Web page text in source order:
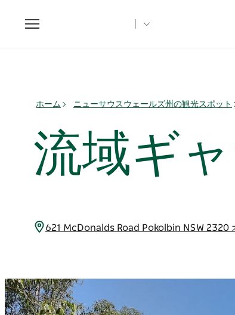
Toggle
navigation
ホーム ニューサウスウェールズ州の観光スポット
流域ギ
621 McDonalds Road Pokolbin NSW 2320